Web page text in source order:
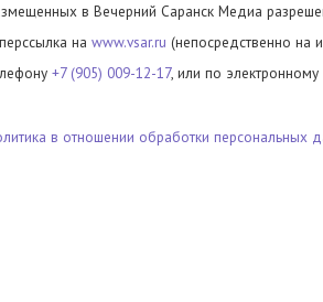
в Вечерний Саранск Медиа
на www.vsar.ru (непосредственно на
+7 (905) 009-12-17, или по электронному
в отношении обработки персональных